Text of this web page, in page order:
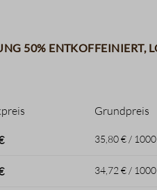
50% entkoffeiniert,
Grundpreis
35,80 € /
34,72 € /